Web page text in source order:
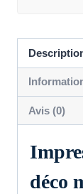
route
des
tournesols
Avis (0)
déco